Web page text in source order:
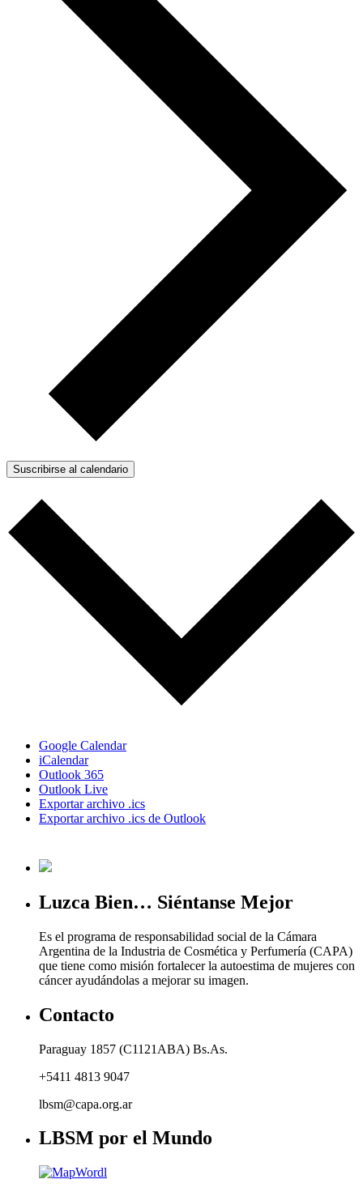
Suscribirse al calendario
Google Calendar
iCalendar
Outlook 365
Outlook Live
Exportar archivo .ics
Exportar archivo .ics de Outlook
Luzca Bien… Siéntanse Mejor
Es el programa de responsabilidad social de la Cámara
Argentina de la Industria de Cosmética y Perfumería (CAPA)
que tiene como misión fortalecer la autoestima de mujeres con
cáncer ayudándolas a mejorar su imagen.
Contacto
Paraguay 1857 (C1121ABA) Bs.As.
+5411 4813 9047
lbsm@capa.org.ar
LBSM por el Mundo